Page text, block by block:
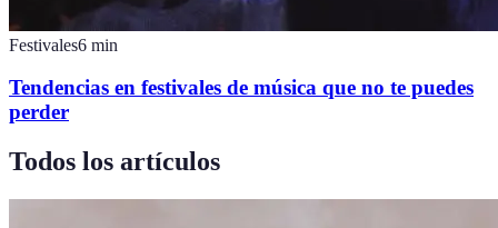
Festivales6 min
Tendencias en festivales de música que no te puedes
perder
Todos los artículos